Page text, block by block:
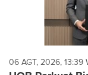
06 AGT, 2026, 13:39